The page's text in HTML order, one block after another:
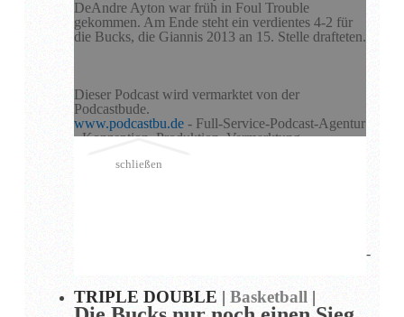
DeAndre Ayton war früh in Foul Trouble
gekommen. Am Ende steht ein verdientes 4-2 für
die Bucks, die Giannis 2013 an 15. Stelle drafteten.
Dieser Podcast wird vermarktet von der
Podcastbude.
www.podcastbu.de - Full-Service-Podcast-Agentur
- Konzeption, Produktion, Vermarktung,
kostenlosen Podcast-Hosting-Angeboten. kostenlos-
schließen
TRIPLE DOUBLE |Basketball |